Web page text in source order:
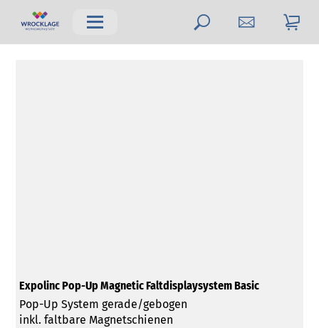
Expolinc Pop-Up Magnetic Faltdisplaysystem Basic
Pop-Up System gerade/gebogen
inkl. faltbare Magnetschienen